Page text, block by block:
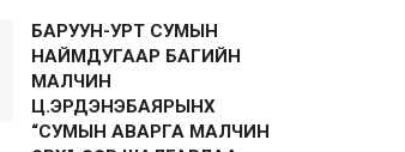
БАРУУН-УРТ СУМЫН
НАЙМДУГААР БАГИЙН
МАЛЧИН
Ц.ЭРДЭНЭБАЯРЫНХ
“СУМЫН АВАРГА МАЛЧИН